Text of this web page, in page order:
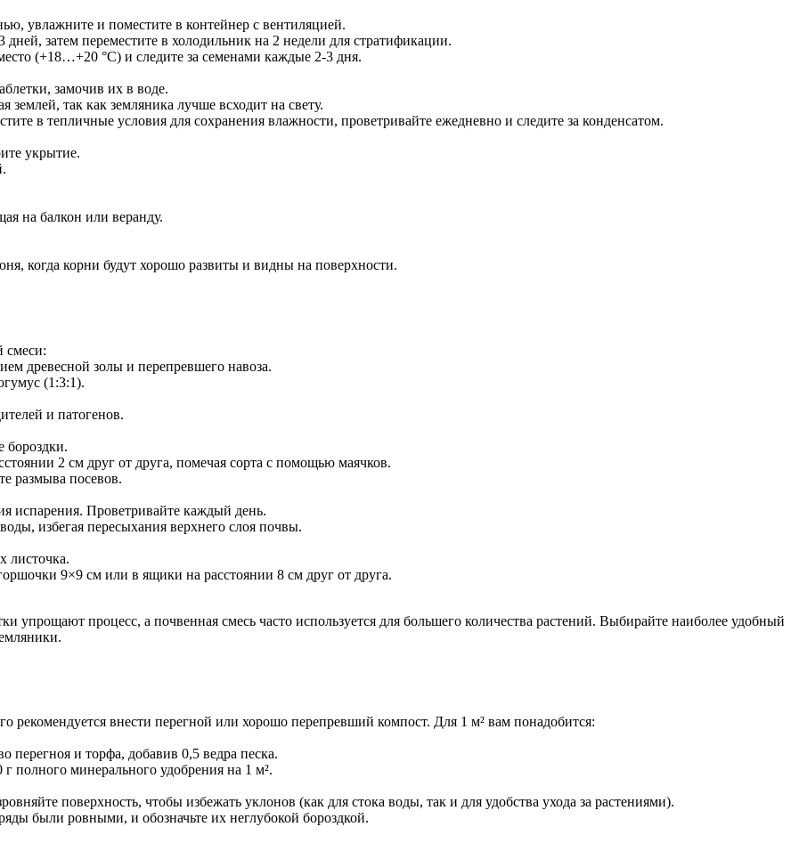
увлажните и поместите в контейнер с вентиляцией.
затем переместите в холодильник на 2 недели для стратификации.
(+18…+20 °C) и следите за семенами каждые 2-3 дня.
замочив их в воде.
землей, так как земляника лучше всходит на свету.
в тепличные условия для сохранения влажности, проветривайте ежедневно и следите за конденсатом.
укрытие.
на балкон или веранду.
когда корни будут хорошо развиты и видны на поверхности.
смеси:
древесной золы и перепревшего навоза.
(1:3:1).
и патогенов.
бороздки.
2 см друг от друга, помечая сорта с помощью маячков.
размыва посевов.
испарения. Проветривайте каждый день.
избегая пересыхания верхнего слоя почвы.
листочка.
9×9 см или в ящики на расстоянии 8 см друг от друга.
упрощают процесс, а почвенная смесь часто используется для большего количества растений. Выбирайте наиболее удобный
внести перегной или хорошо перепревший компост. Для 1 м² вам понадобится:
перегноя и торфа, добавив 0,5 ведра песка.
полного минерального удобрения на 1 м².
поверхность, чтобы избежать уклонов (как для стока воды, так и для удобства ухода за растениями).
были ровными, и обозначьте их неглубокой бороздкой.